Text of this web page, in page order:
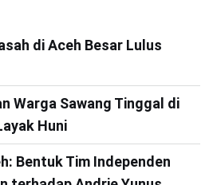
di Aceh Besar Lulus
Warga Sawang Tinggal di
Huni
Bentuk Tim Independen